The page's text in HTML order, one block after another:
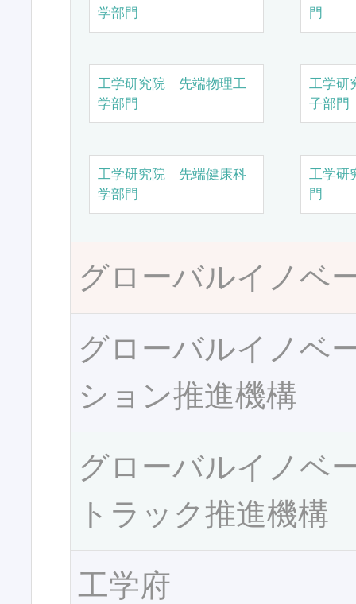
学部門
門
工学研究院 先端物理工
学部門
工学研
子部門
工学研究院 先端健康科
学部門
工学研
門
グローバルイノベ
グローバルイノベ
ション推進機構
グローバルイノベ
トラック推進機構
工学府